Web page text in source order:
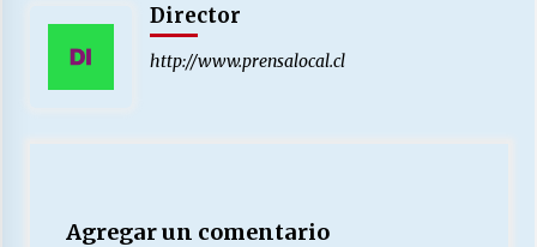
Director
http://www.prensalocal.cl
Agregar un comentario